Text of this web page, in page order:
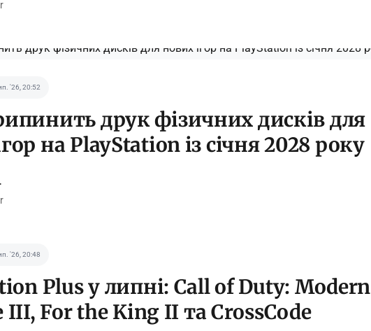
'26, 20:52
друк фізичних дисків для
на PlayStation із січня 2028 року
'26, 20:48
Plus у липні: Call of Duty: Modern
III, For the King II та CrossCode